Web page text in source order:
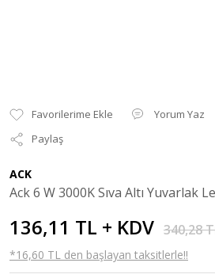
Yorum Yaz
Paylaş
ACK
Ack 6 W 3000K Sıva Altı Yuvarlak
136,11 TL + KDV 340,28
*16,60 TL den başlayan taksitlerle!!